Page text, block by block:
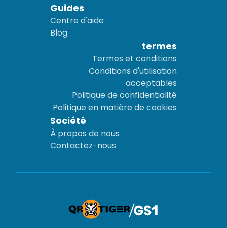
Guides
Centre d'aide
Blog
termes
Termes et conditions
Conditions d'utilisation
acceptables
Politique de confidentialité
Politique en matière de cookies
Société
À propos de nous
Contactez-nous